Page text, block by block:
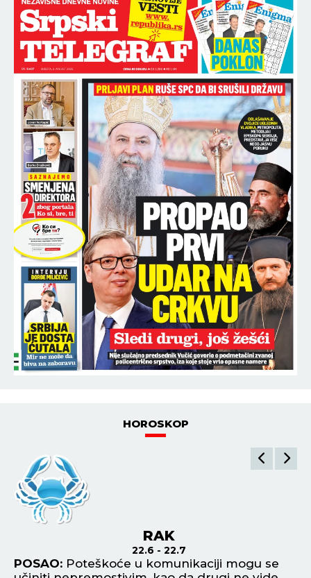
HOROSKOP
RAK
22.6 - 22.7
POSAO: Poteškoće u komunikaciji mogu se